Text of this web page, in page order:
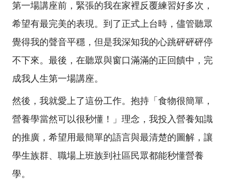
第一場講座前，緊張的我在家裡反覆練習好多次，
希望有最完美的表現。到了正式上台時，儘管聽眾
覺得我的聲音平穩，但是我深知我的心跳砰砰砰停
不下來。最後，在聽眾與窗口滿滿的正回饋中，完
成我人生第一場講座。
然後，我就愛上了這份工作。抱持「食物很簡單，
營養學當然可以很秒懂！」理念，我投入營養知識
的推廣，希望用最簡單的語言與最清楚的圖解，讓
學生族群、職場上班族到社區民眾都能秒懂營養
學。